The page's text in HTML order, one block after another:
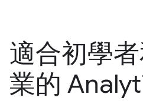
適合初學
業的